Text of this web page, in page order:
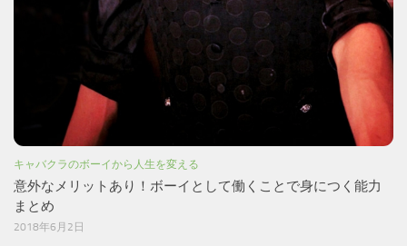
キャバクラのボーイから人生を変える
意外なメリットあり！ボーイとして働くことで身につく能力
まとめ
2018年6月2日